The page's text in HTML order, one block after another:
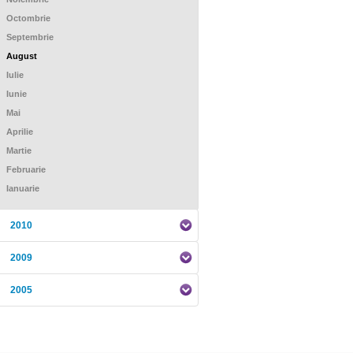
Octombrie
Septembrie
August
Iulie
Iunie
Mai
Aprilie
Martie
Februarie
Ianuarie
2010
2009
2005